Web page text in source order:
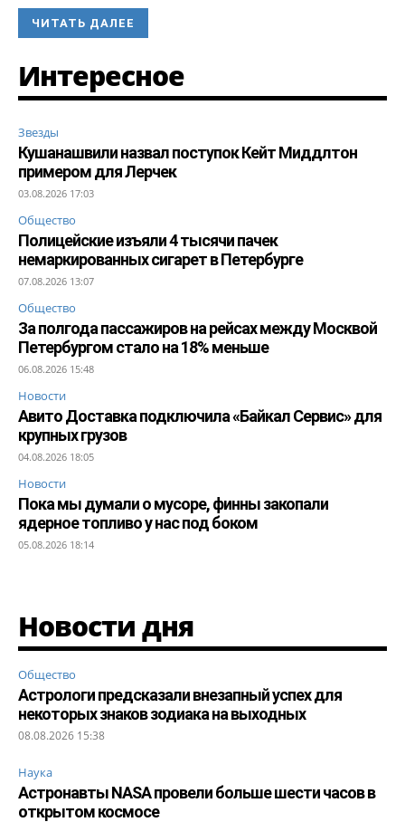
ЧИТАТЬ ДАЛЕЕ
Интересное
Звезды
Кушанашвили назвал поступок Кейт Миддлтон
примером для Лерчек
03.08.2026 17:03
Общество
Полицейские изъяли 4 тысячи пачек
немаркированных сигарет в Петербурге
07.08.2026 13:07
Общество
За полгода пассажиров на рейсах между Москвой
Петербургом стало на 18% меньше
06.08.2026 15:48
Новости
Авито Доставка подключила «Байкал Сервис» для
крупных грузов
04.08.2026 18:05
Новости
Пока мы думали о мусоре, финны закопали
ядерное топливо у нас под боком
05.08.2026 18:14
Новости дня
Общество
Астрологи предсказали внезапный успех для
некоторых знаков зодиака на выходных
08.08.2026 15:38
Наука
Астронавты NASA провели больше шести часов в
открытом космосе